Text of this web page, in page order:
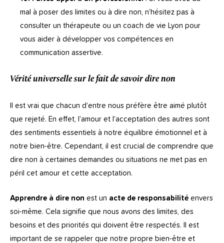
mal à poser des limites ou à dire non, n’hésitez pas à
consulter un thérapeute ou un coach de vie Lyon pour
vous aider à développer vos compétences en
communication assertive.
Vérité universelle sur le fait de savoir dire non
Il est vrai que chacun d’entre nous préfère être aimé plutôt
que rejeté. En effet, l’amour et l’acceptation des autres sont
des sentiments essentiels à notre équilibre émotionnel et à
notre bien-être. Cependant, il est crucial de comprendre que
dire non à certaines demandes ou situations ne met pas en
péril cet amour et cette acceptation.
Apprendre à dire non est un acte de responsabilité envers
soi-même. Cela signifie que nous avons des limites, des
besoins et des priorités qui doivent être respectés. Il est
important de se rappeler que notre propre bien-être et